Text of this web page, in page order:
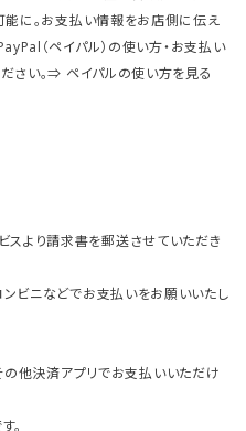
に。お支払い情報をお店側に伝え
（ペイパル）の使い方・お支払い
さい。⇒ ペイパルの使い方を見る
スより請求書を郵送させていただき
ビニなどでお支払いをお願いいたし
の他決済アプリでお支払いいただけ
。